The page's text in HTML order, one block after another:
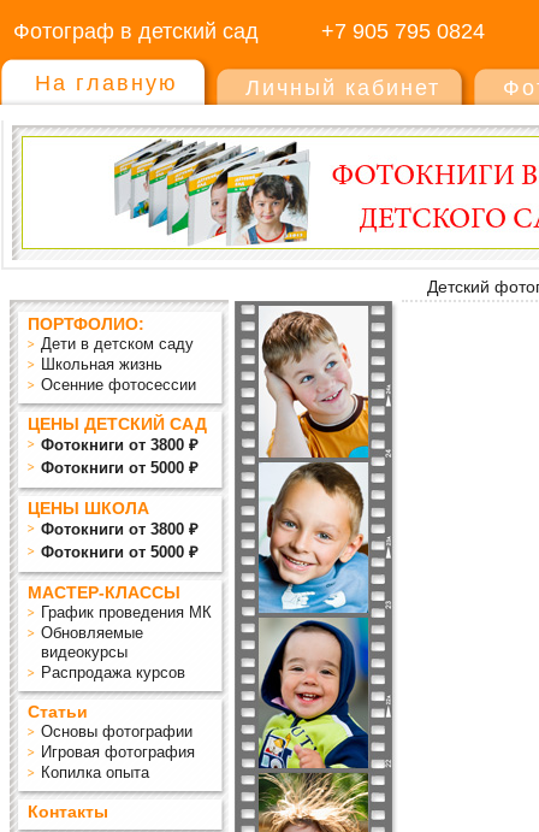
Фотограф в детский сад +7 905 795 0824
На главную Личный кабинет
Детский
ПОРТФОЛИО:
Дети в детском саду
Школьная жизнь
Осенние фотосессии
ЦЕНЫ ДЕТСКИЙ САД
Фотокниги от 3800 ₽
Фотокниги от 5000 ₽
ЦЕНЫ ШКОЛА
Фотокниги от 3800 ₽
Фотокниги от 5000 ₽
МАСТЕР-КЛАССЫ
График проведения МК
Обновляемые
видеокурсы
Распродажа курсов
Статьи
Основы фотографии
Игровая фотография
Копилка опыта
Контакты